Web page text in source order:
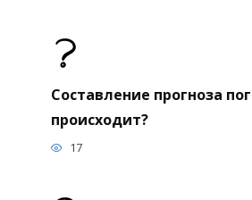
Составление прогноза
происходит?
17